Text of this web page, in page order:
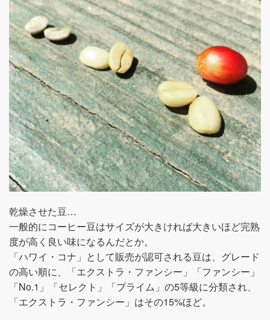
乾燥させた豆…
一般的にコーヒー豆はサイズが大きければ大きいほど完熟
度が高く良い味になるんだとか。
「ハワイ・コナ」として販売が認可される豆は、グレード
の高い順に、「エクストラ・ファンシー」「ファンシー」
「No.1」「セレクト」「プライム」の5等級に分類され、
「エクストラ・ファンシー」はその15%ほど。